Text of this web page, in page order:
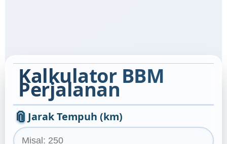
Kalkulator BBM
Perjalanan
📎Jarak Tempuh (km)